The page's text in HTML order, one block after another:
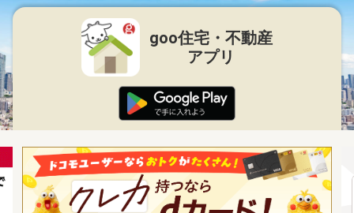
goo住宅・不動産
アプリ